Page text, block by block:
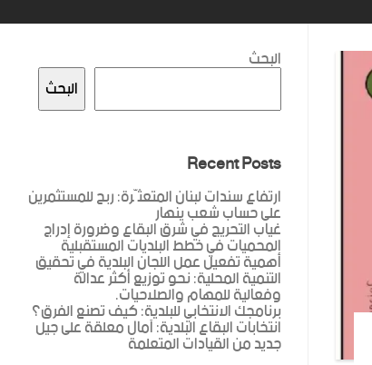
البحث
البحث
Recent Posts
ارتفاع سندات لبنان المتعثّرة: ربح للمستثمرين
على حساب شعب ينهار
غياب التحريج في شرق البقاع وضرورة إدراج
المحميات في خطط البلديات المستقبلية
أهمية تفعيل عمل اللجان البلدية في تحقيق
التنمية المحلية: نحو توزيع أكثر عدالة
وفعالية للمهام والصلاحيات.
برنامجك الانتخابي للبلدية: كيف تصنع الفرق؟
انتخابات البقاع البلدية: آمال معلقة على جيل
جديد من القيادات المتعلمة